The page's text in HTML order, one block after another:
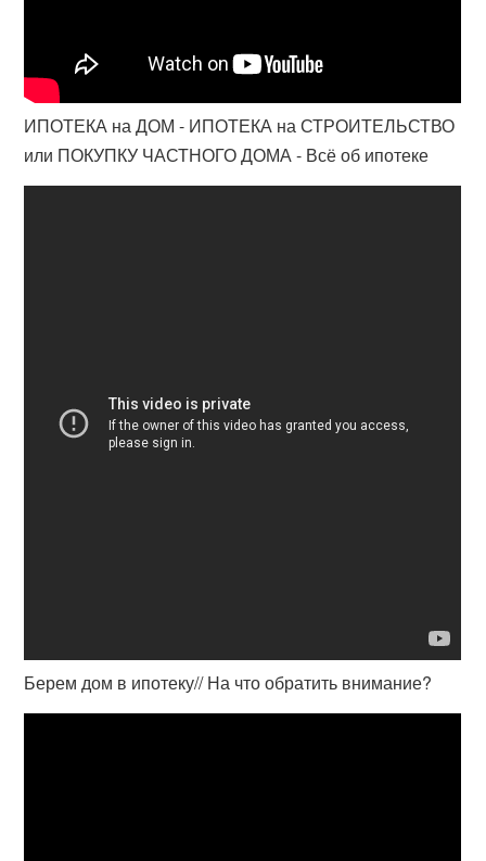
ИПОТЕКА на ДОМ - ИПОТЕКА на СТРОИТЕЛЬСТВО
или ПОКУПКУ ЧАСТНОГО ДОМА - Всё об ипотеке
Берем дом в ипотеку// На что обратить внимание?